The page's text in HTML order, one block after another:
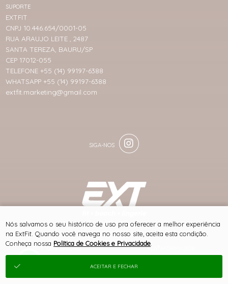
SITE 100% SEGURO PLATAFORMA B2B
SUPORTE
EXTFIT
CNPJ 10.446.654/0001-05
RUA ARAUJO LEITE , 2487
SANTA TEREZA, BAURU/SP
CEP 17012-055
TELEFONE +55 (14) 99197-6388
WHATSAPP +55 (14) 99197-6388
extfit.marketing@gmail.com
® TODOS DIREITOS RESERVADOS
Nós salvamos o seu histórico de uso pra oferecer a melhor experiência
na ExtFit. Quando você navega no nosso site, aceita esta condição.
Conheça nossa Política de Cookies e Privacidade
ACEITAR E FECHAR